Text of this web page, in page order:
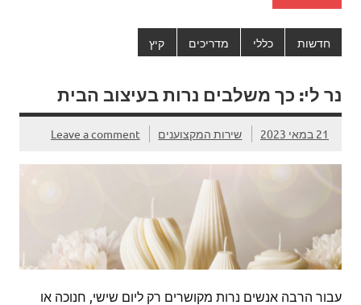
חדשות כללי מדריכים קיץ
נר לי: כך משלבים נרות בעיצוב הבית
21 במאי 2023 שירות המקצוענים Leave a comment
עבור הרבה אנשים נרות מקושרים רק ליום שישי, חנוכה או